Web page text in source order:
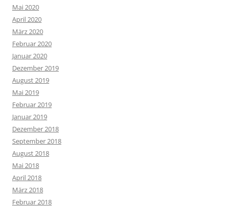
Mai 2020
April 2020
März 2020
Februar 2020
Januar 2020
Dezember 2019
August 2019
Mai 2019
Februar 2019
Januar 2019
Dezember 2018
September 2018
August 2018
Mai 2018
April 2018
März 2018
Februar 2018